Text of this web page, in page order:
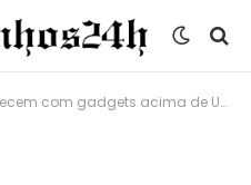
com gadgets acima de US$ 50